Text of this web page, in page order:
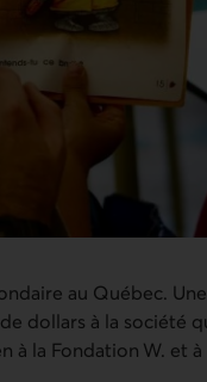
au Québec.
dollars à la société
à la Fondation W. et